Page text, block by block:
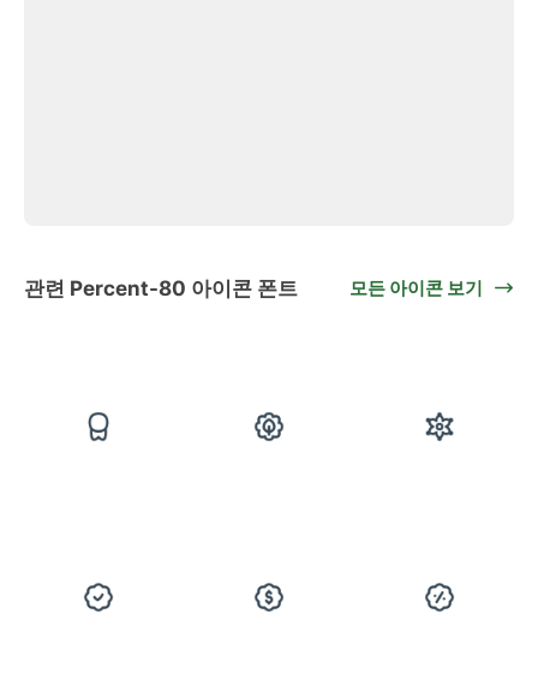
관련 Percent-80 아이콘 폰트 모든 아이콘 보기